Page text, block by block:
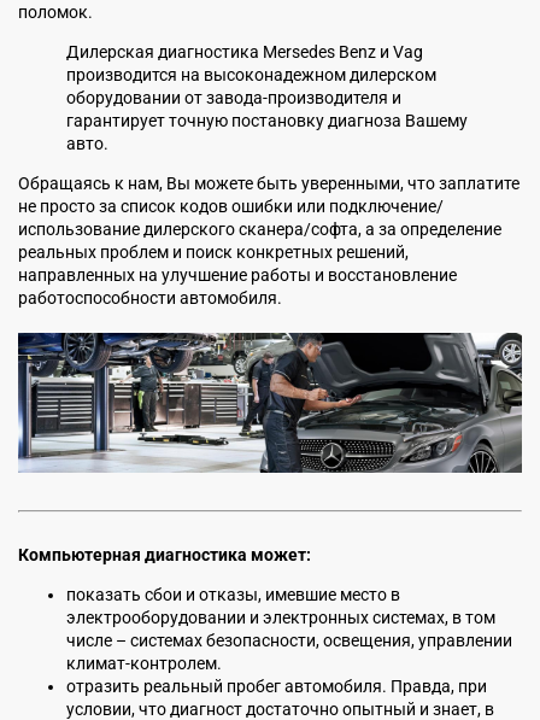
поломок.
Дилерская диагностика Mersedes Benz и Vag
производится на высоконадежном дилерском
оборудовании от завода-производителя и
гарантирует точную постановку диагноза Вашему
авто.
Обращаясь к нам, Вы можете быть уверенными, что заплатите
не просто за список кодов ошибки или подключение/
использование дилерского сканера/софта, а за определение
реальных проблем и поиск конкретных решений,
направленных на улучшение работы и восстановление
работоспособности автомобиля.
Компьютерная диагностика может:
показать сбои и отказы, имевшие место в
электрооборудовании и электронных системах, в том
числе – системах безопасности, освещения, управлении
климат-контролем.
отразить реальный пробег автомобиля. Правда, при
условии, что диагност достаточно опытный и знает, в